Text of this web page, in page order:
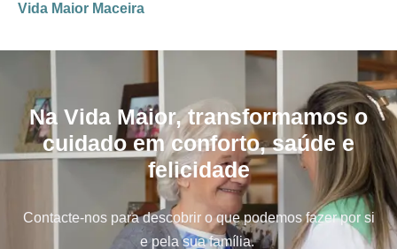
Vida Maior Maceira
Na Vida Maior, transformamos o
cuidado em conforto, saúde e
felicidade
Contacte-nos para descobrir o que podemos fazer por si
e pela sua família.